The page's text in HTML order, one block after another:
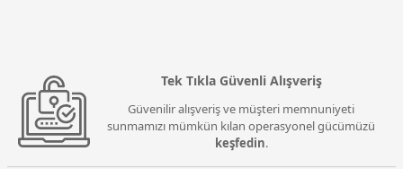
Tek Tıkla Güvenli Alışveriş
Güvenilir alışveriş ve müşteri memnuniyeti
sunmamızı mümkün kılan operasyonel gücümüzü
keşfedin.